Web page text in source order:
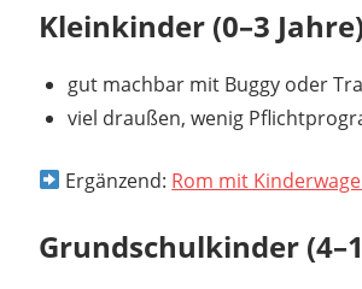
Kleinkinder (0–3
gut machbar mit Buggy oder
viel draußen, wenig
Ergänzend: Rom mit
Grundschulkinder